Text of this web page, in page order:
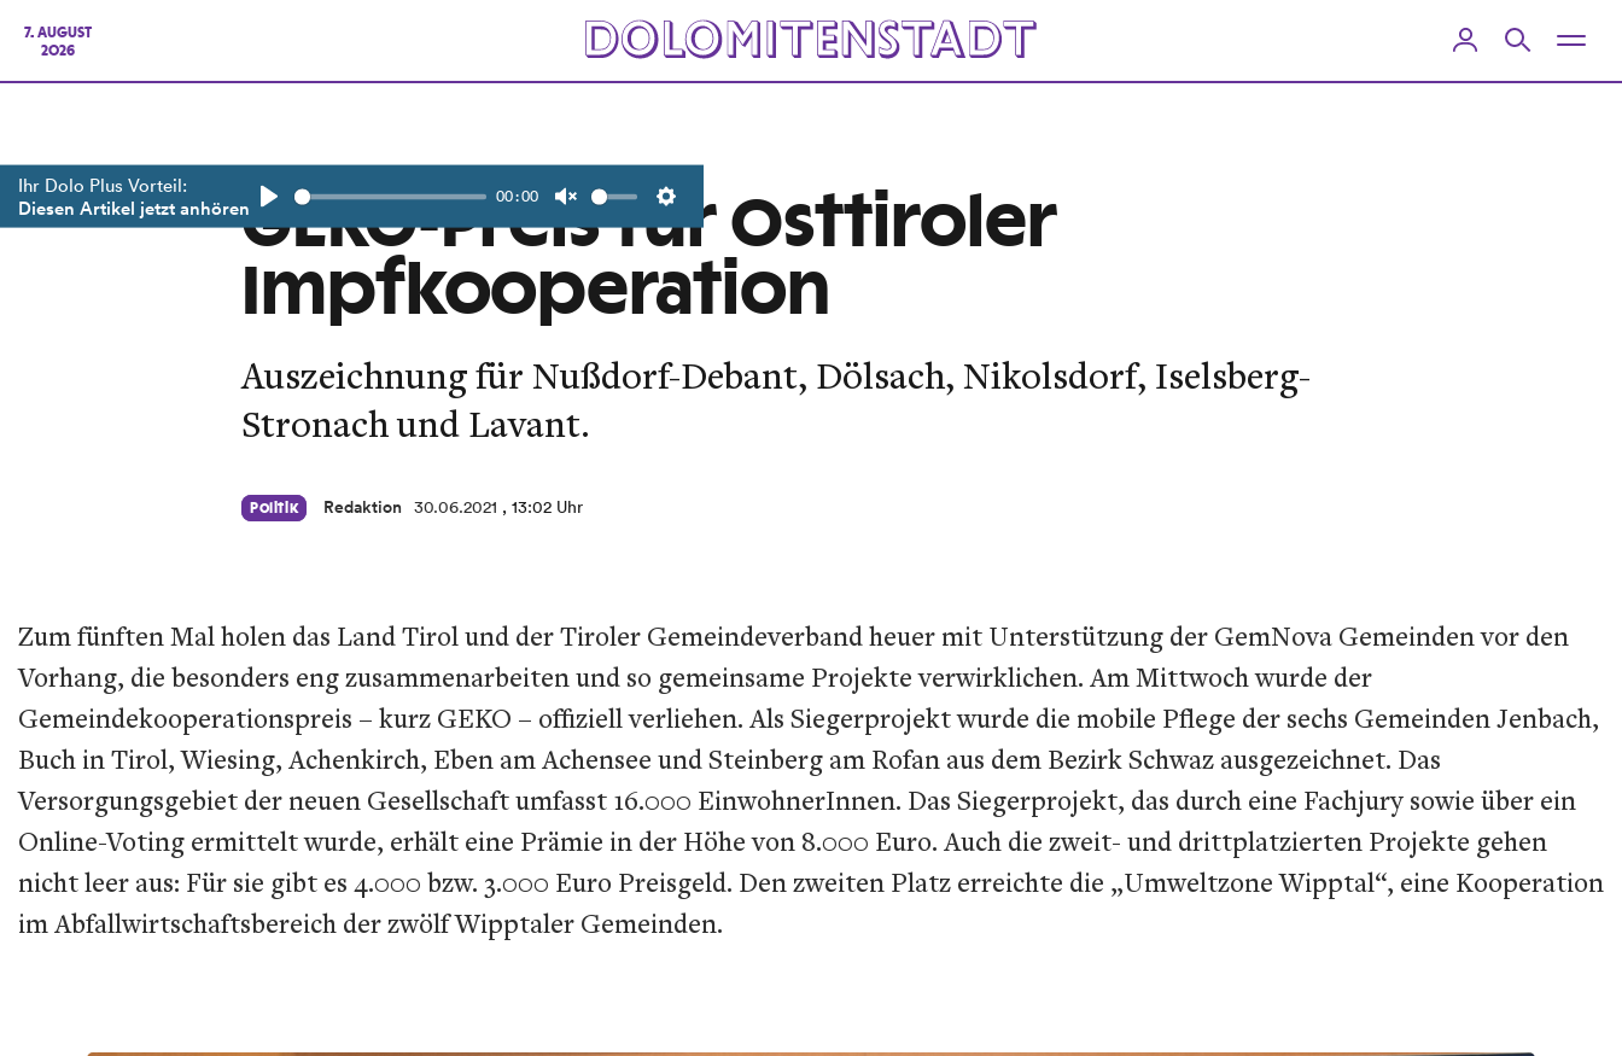
7. AUGUST
2026
Ihr Dolo Plus Vorteil:
Diesen Artikel jetzt anhören
Play
00:00
Unmute Settings
GEKO-Preis für Osttiroler
Impfkooperation
Auszeichnung für Nußdorf-Debant, Dölsach, Nikolsdorf, Iselsberg-
Stronach und Lavant.
Politik Redaktion 30.06.2021 , 13:02 Uhr
Zum fünften Mal holen das Land Tirol und der Tiroler Gemeindeverband heuer mit Unterstützung der GemNova Gemeinden vor den
Vorhang, die besonders eng zusammenarbeiten und so gemeinsame Projekte verwirklichen. Am Mittwoch wurde der
Gemeindekooperationspreis – kurz GEKO – offiziell verliehen. Als Siegerprojekt wurde die mobile Pflege der sechs Gemeinden Jenbach,
Buch in Tirol, Wiesing, Achenkirch, Eben am Achensee und Steinberg am Rofan aus dem Bezirk Schwaz ausgezeichnet. Das
Versorgungsgebiet der neuen Gesellschaft umfasst 16.000 EinwohnerInnen. Das Siegerprojekt, das durch eine Fachjury sowie über ein
Online-Voting ermittelt wurde, erhält eine Prämie in der Höhe von 8.000 Euro. Auch die zweit- und drittplatzierten Projekte gehen
nicht leer aus: Für sie gibt es 4.000 bzw. 3.000 Euro Preisgeld. Den zweiten Platz erreichte die „Umweltzone Wipptal“, eine Kooperation
im Abfallwirtschaftsbereich der zwölf Wipptaler Gemeinden.